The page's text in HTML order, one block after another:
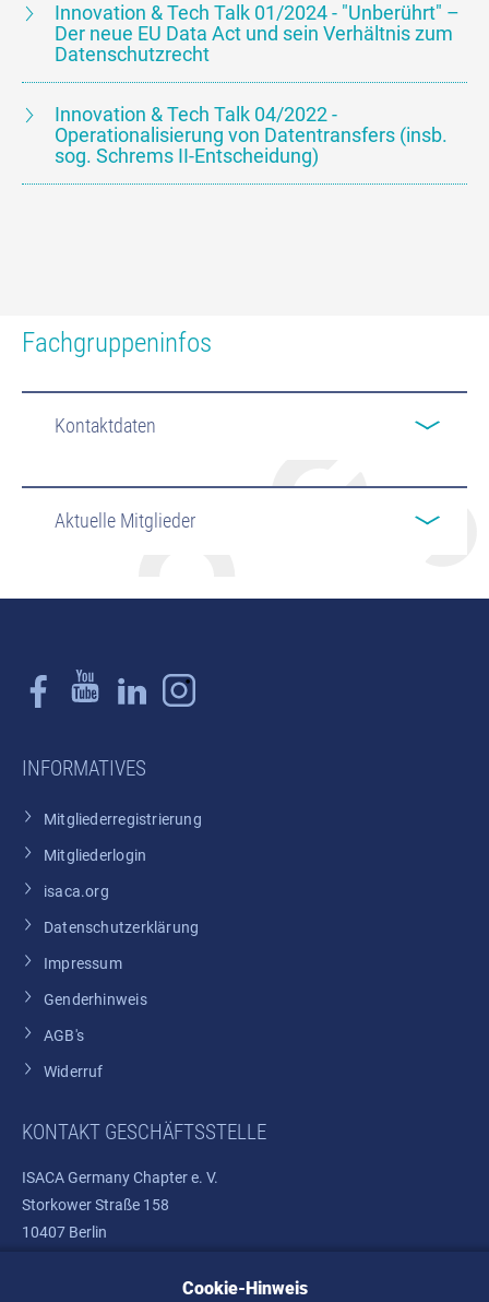
Innovation & Tech Talk 01/2024 - "Unberührt" –
Der neue EU Data Act und sein Verhältnis zum
Datenschutzrecht
Innovation & Tech Talk 04/2022 -
Operationalisierung von Datentransfers (insb.
sog. Schrems II-Entscheidung)
Fachgruppeninfos
Kontaktdaten
Aktuelle Mitglieder
INFORMATIVES
Mitgliederregistrierung
Mitgliederlogin
isaca.org
Datenschutzerklärung
Impressum
Genderhinweis
AGB's
Widerruf
KONTAKT GESCHÄFTSSTELLE
ISACA Germany Chapter e. V.
Storkower Straße 158
10407 Berlin
Telefon: +49 30 37580810Cookie-Hinweis